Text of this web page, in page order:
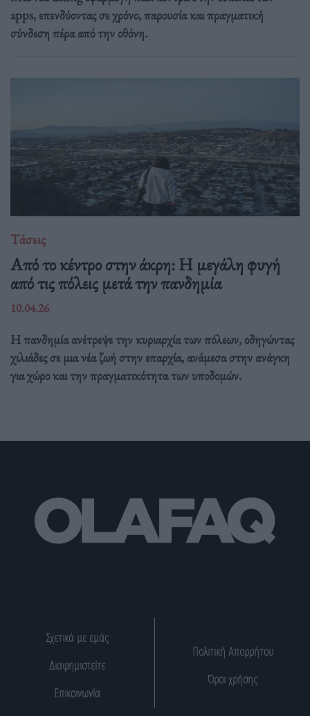
apps, επενδύοντας σε χρόνο, παρουσία και πραγματική
σύνδεση πέρα από την οθόνη.
Τάσεις
Από το κέντρο στην άκρη: H μεγάλη φυγή
από τις πόλεις μετά την πανδημία
10.04.26
Η πανδημία ανέτρεψε την κυριαρχία των πόλεων, οδηγώντας
χιλιάδες σε μια νέα ζωή στην επαρχία, ανάμεσα στην ανάγκη
για χώρο και την πραγματικότητα των υποδομών.
Σχετικά με εμάς
Διαφημιστείτε
Επικοινωνία
Πολιτική Απορρήτου
Όροι χρήσης